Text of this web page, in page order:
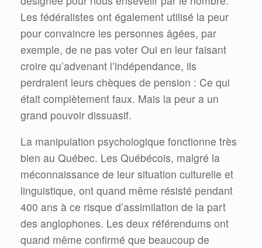
Les fédéralistes ont également utilisé la peur
pour convaincre les personnes âgées, par
exemple, de ne pas voter Oui en leur faisant
croire qu’advenant l’indépendance, ils
perdraient leurs chèques de pension : Ce qui
était complètement faux. Mais la peur a un
grand pouvoir dissuasif.
La manipulation psychologique fonctionne très
bien au Québec. Les Québécois, malgré la
méconnaissance de leur situation culturelle et
linguistique, ont quand même résisté pendant
400 ans à ce risque d’assimilation de la part
des anglophones. Les deux référendums ont
quand même confirmé que beaucoup de